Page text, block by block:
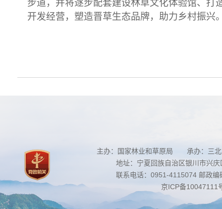
步道，并将逐步配套建设林草文化体验馆、
开发经营，塑造晋草生态品牌，助力乡村振兴
主办：国家林业和草原局 承办：三北
地址：宁夏回族自治区银川市兴
联系电话：0951-4115074 邮政
京ICP备10047111